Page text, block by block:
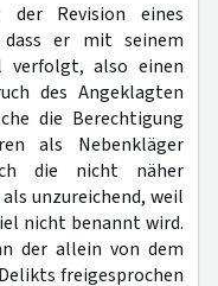
der Revision eines
dass er mit seinem
verfolgt, also einen
des Angeklagten
die Berechtigung
als Nebenkläger
die nicht näher
unzureichend, weil
nicht benannt wird.
der allein von dem
freigesprochen